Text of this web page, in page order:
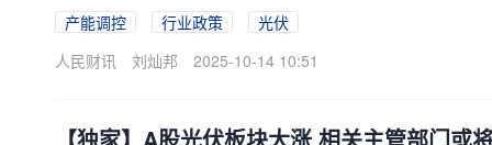
产能调控 行业政策
光伏
人民财讯
刘灿邦 2025-10-14 10:51